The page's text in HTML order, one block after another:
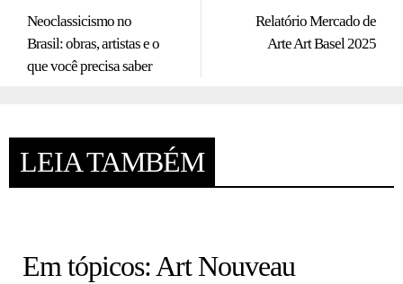
Neoclassicismo no
Brasil: obras, artistas e o
que você precisa saber
Relatório Mercado de
Arte Art Basel 2025
LEIA TAMBÉM
Em tópicos: Art Nouveau